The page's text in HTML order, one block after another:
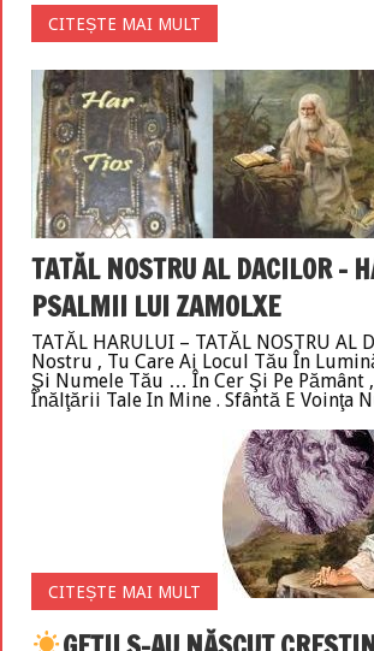
CITEȘTE MAI MULT
TATĂL NOSTRU AL DACILOR –
PSALMII LUI ZAMOLXE
TATĂL HARULUI – TATĂL NOSTRU AL
Nostru , Tu Care Ai Locul Tău În
Şi Numele Tău … În Cer Şi Pe Pământ
Înălţării Tale In Mine . Sfântă E Voinţa
CITEȘTE MAI MULT